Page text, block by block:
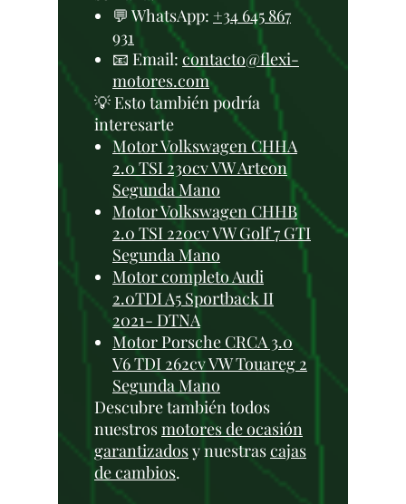
💬 WhatsApp: +34 645 867
931
📧 Email: contacto@flexi-
motores.com
💡 Esto también podría
interesarte
Motor Volkswagen CHHA
2.0 TSI 230cv VW Arteon
Segunda Mano
Motor Volkswagen CHHB
2.0 TSI 220cv VW Golf 7 GTI
Segunda Mano
Motor completo Audi
2.0TDI A5 Sportback II
2021- DTNA
Motor Porsche CRCA 3.0
V6 TDI 262cv VW Touareg 2
Segunda Mano
Descubre también todos
nuestrosmotores de ocasión
garantizadosy nuestrascajas
de cambios.